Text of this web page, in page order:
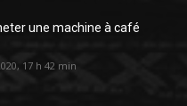
une machine à café
17 h 42 min